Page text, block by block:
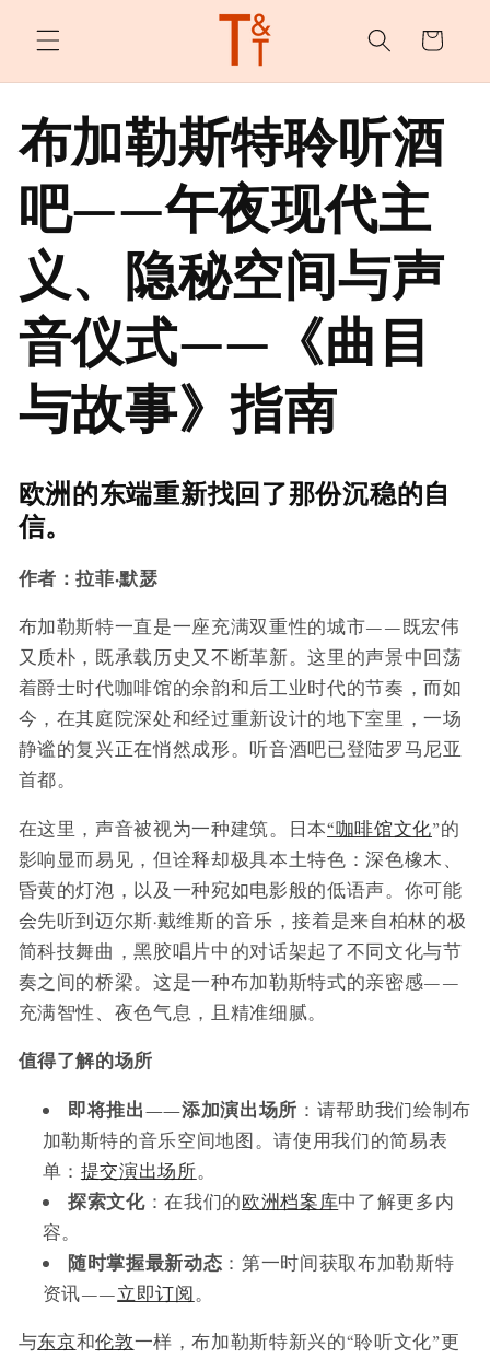
容
物
布加勒斯特聆听酒
吧——午夜现代主
义、隐秘空间与声
音仪式——《曲目
与故事》指南
欧洲的东端重新找回了那份沉稳的自
信。
作者：拉菲·默瑟
布加勒斯特一直是一座充满双重性的城市——既宏伟
又质朴，既承载历史又不断革新。这里的声景中回荡
着爵士时代咖啡馆的余韵和后工业时代的节奏，而如
今，在其庭院深处和经过重新设计的地下室里，一场
静谧的复兴正在悄然成形。听音酒吧已登陆罗马尼亚
首都。
在这里，声音被视为一种建筑。日本“咖啡馆文化”的
影响显而易见，但诠释却极具本土特色：深色橡木、
昏黄的灯泡，以及一种宛如电影般的低语声。你可能
会先听到迈尔斯·戴维斯的音乐，接着是来自柏林的极
简科技舞曲，黑胶唱片中的对话架起了不同文化与节
奏之间的桥梁。这是一种布加勒斯特式的亲密感——
充满智性、夜色气息，且精准细腻。
值得了解的场所
即将推出——添加演出场所 ：请帮助我们绘制布
加勒斯特的音乐空间地图。请使用我们的简易表
单： 提交演出场所。
探索文化：在我们的欧洲档案库中了解更多内
容。
随时掌握最新动态 ：第一时间获取布加勒斯特
资讯——立即订阅。
与东京和伦敦一样，布加勒斯特新兴的“聆听文化”更